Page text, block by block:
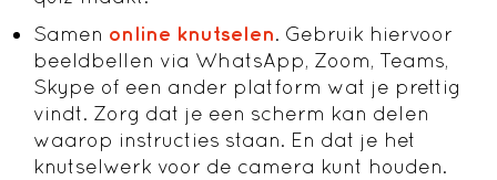
Samen online knutselen. Gebruik hiervoor
beeldbellen via WhatsApp, Zoom, Teams,
Skype of een ander platform wat je prettig
vindt. Zorg dat je een scherm kan delen
waarop instructies staan. En dat je het
knutselwerk voor de camera kunt houden.